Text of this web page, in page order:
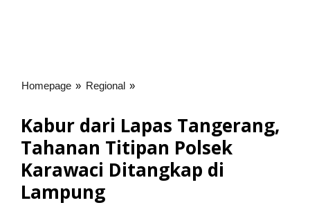
Homepage » Regional »
Tangerang,
Tahanan
Titipan
Polsek
Kabur dari Lapas Tangerang,
Tahanan Titipan Polsek
Karawaci Ditangkap di
Lampung